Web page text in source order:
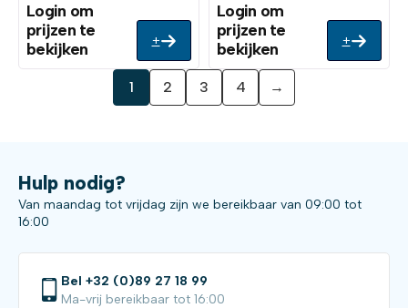
Login om
prijzen te
bekijken
+
Login om
prijzen te
bekijken
+
1 2 3 4 →
Hulp nodig?
Van maandag tot vrijdag zijn we bereikbaar van 09:00 tot
16:00
Bel +32 (0)89 27 18 99
Ma-vrij bereikbaar tot 16:00